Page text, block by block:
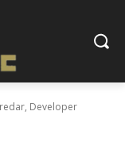
Developer